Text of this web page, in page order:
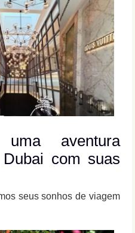
aventura
com suas
seus sonhos de viagem